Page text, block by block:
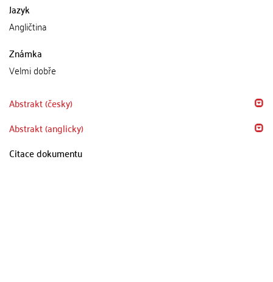
Jazyk
Angličtina
Známka
Velmi dobře
Abstrakt (česky)
Abstrakt (anglicky)
Citace dokumentu